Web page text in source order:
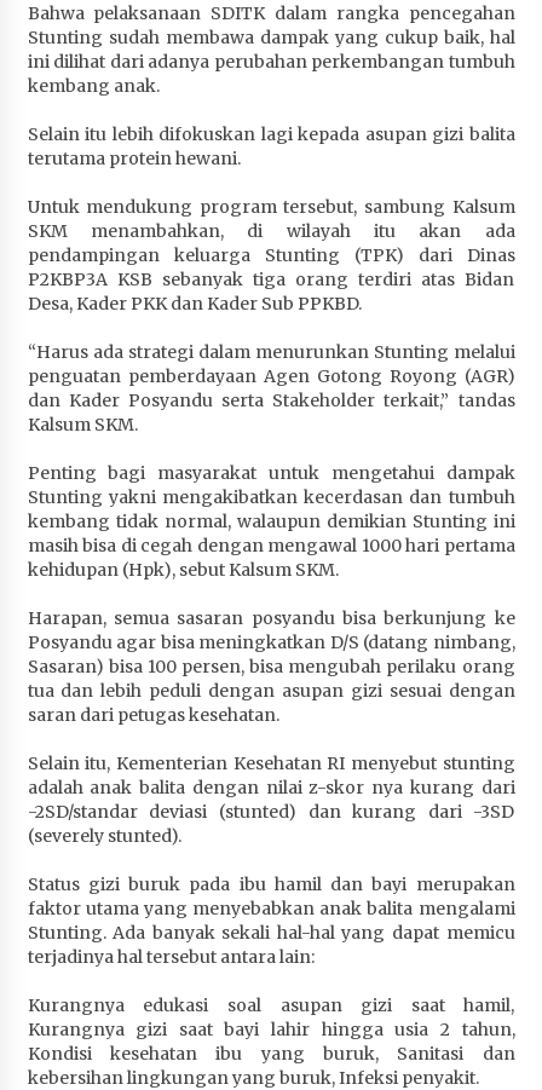
Bahwa pelaksanaan SDITK dalam rangka pencegahan
Stunting sudah membawa dampak yang cukup baik, hal
ini dilihat dari adanya perubahan perkembangan tumbuh
kembang anak.
Selain itu lebih difokuskan lagi kepada asupan gizi balita
terutama protein hewani.
Untuk mendukung program tersebut, sambung Kalsum
SKM menambahkan, di wilayah itu akan ada
pendampingan keluarga Stunting (TPK) dari Dinas
P2KBP3A KSB sebanyak tiga orang terdiri atas Bidan
Desa, Kader PKK dan Kader Sub PPKBD.
“Harus ada strategi dalam menurunkan Stunting melalui
penguatan pemberdayaan Agen Gotong Royong (AGR)
dan Kader Posyandu serta Stakeholder terkait,” tandas
Kalsum SKM.
Penting bagi masyarakat untuk mengetahui dampak
Stunting yakni mengakibatkan kecerdasan dan tumbuh
kembang tidak normal, walaupun demikian Stunting ini
masih bisa di cegah dengan mengawal 1000 hari pertama
kehidupan (Hpk), sebut Kalsum SKM.
Harapan, semua sasaran posyandu bisa berkunjung ke
Posyandu agar bisa meningkatkan D/S (datang nimbang,
Sasaran) bisa 100 persen, bisa mengubah perilaku orang
tua dan lebih peduli dengan asupan gizi sesuai dengan
saran dari petugas kesehatan.
Selain itu, Kementerian Kesehatan RI menyebut stunting
adalah anak balita dengan nilai z-skor nya kurang dari
-2SD/standar deviasi (stunted) dan kurang dari -3SD
(severely stunted).
Status gizi buruk pada ibu hamil dan bayi merupakan
faktor utama yang menyebabkan anak balita mengalami
Stunting. Ada banyak sekali hal-hal yang dapat memicu
terjadinya hal tersebut antara lain:
Kurangnya edukasi soal asupan gizi saat hamil,
Kurangnya gizi saat bayi lahir hingga usia 2 tahun,
Kondisi kesehatan ibu yang buruk, Sanitasi dan
kebersihan lingkungan yang buruk, Infeksi penyakit.